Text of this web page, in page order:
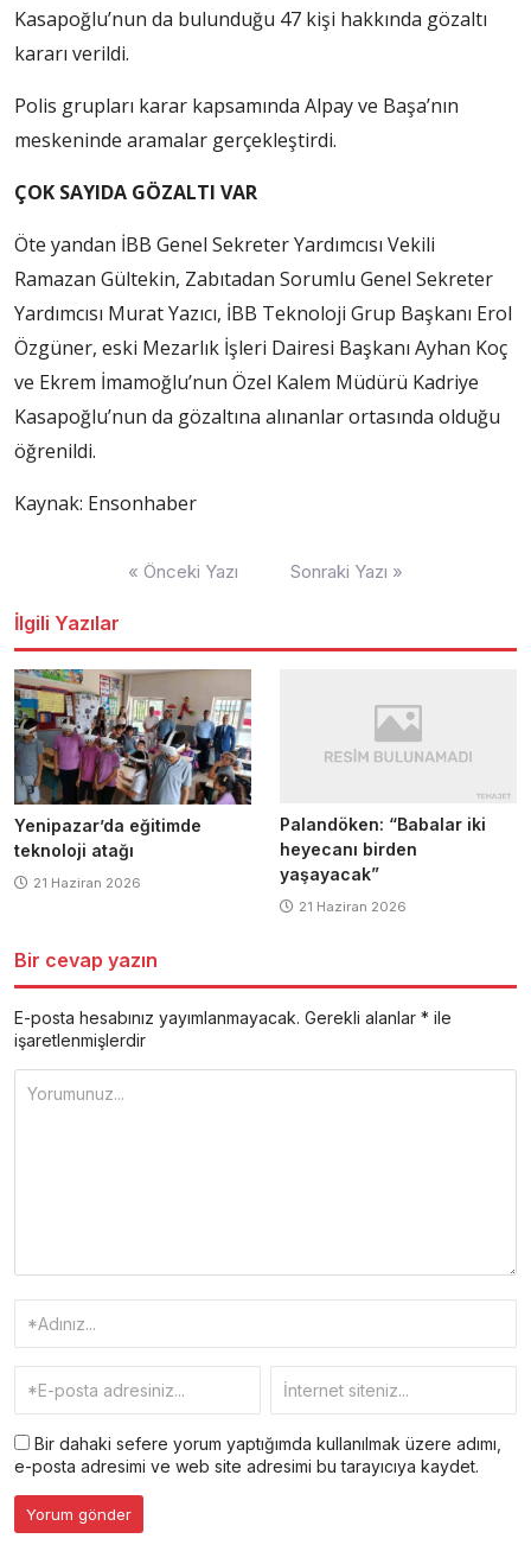
Kasapoğlu’nun da bulunduğu 47 kişi hakkında gözaltı
kararı verildi.
Polis grupları karar kapsamında Alpay ve Başa’nın
meskeninde aramalar gerçekleştirdi.
ÇOK SAYIDA GÖZALTI VAR
Öte yandan İBB Genel Sekreter Yardımcısı Vekili
Ramazan Gültekin, Zabıtadan Sorumlu Genel Sekreter
Yardımcısı Murat Yazıcı, İBB Teknoloji Grup Başkanı Erol
Özgüner, eski Mezarlık İşleri Dairesi Başkanı Ayhan Koç
ve Ekrem İmamoğlu’nun Özel Kalem Müdürü Kadriye
Kasapoğlu’nun da gözaltına alınanlar ortasında olduğu
öğrenildi.
Kaynak: Ensonhaber
« Önceki Yazı Sonraki Yazı »
İlgili Yazılar
Yenipazar’da eğitimde
teknoloji atağı
21 Haziran 2026
Palandöken: “Babalar iki
heyecanı birden
yaşayacak”
21 Haziran 2026
Bir cevap yazın
E-posta hesabınız yayımlanmayacak. Gerekli alanlar * ile
işaretlenmişlerdir
Bir dahaki sefere yorum yaptığımda kullanılmak üzere adımı,
e-posta adresimi ve web site adresimi bu tarayıcıya kaydet.